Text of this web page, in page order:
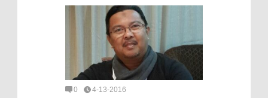
0 4-13-2016